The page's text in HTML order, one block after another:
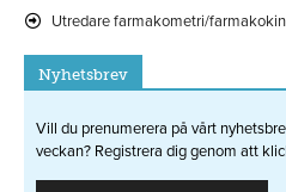
Utredare farmakometri/
Nyhetsbrev
Vill du prenumerera på vårt
veckan? Registrera dig genom att